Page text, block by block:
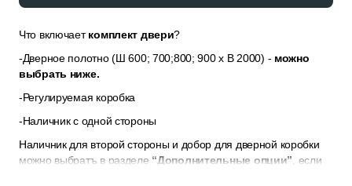
Что включаеткомплект двери?
-Дверное полотно (Ш 600; 700;800; 900 x В 2000) - можно
выбрать ниже.
-Регулируемая коробка
-Наличник с одной стороны
Наличник для второй стороны и добор для дверной коробки
можно выбратъ в разделе “Дополнительные опции” , если